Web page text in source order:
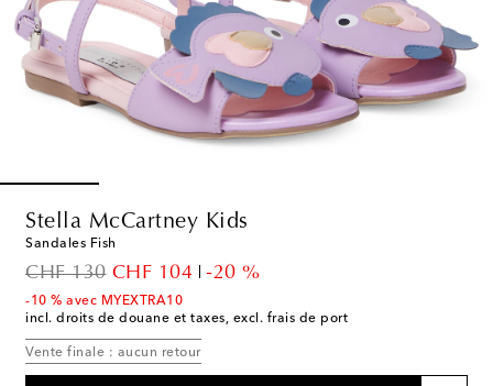
Stella McCartney Kids
Sandales Fish
CHF 130
original priceCHF 104
discount price
-20 %
-10 % avec MYEXTRA10
incl. droits de douane et taxes, excl. frais de port
Vente finale : aucun retour